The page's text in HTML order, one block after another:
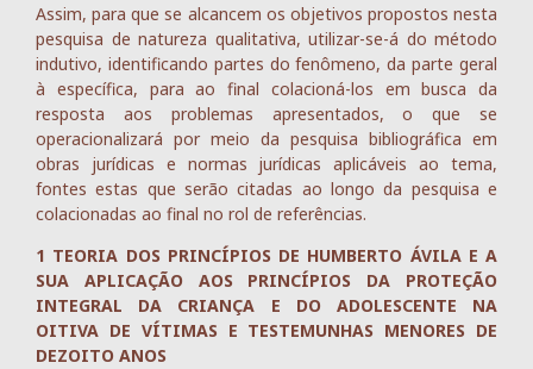
Assim, para que se alcancem os objetivos propostos nesta
pesquisa de natureza qualitativa, utilizar-se-á do método
indutivo, identificando partes do fenômeno, da parte geral
à específica, para ao final colacioná-los em busca da
resposta aos problemas apresentados, o que se
operacionalizará por meio da pesquisa bibliográfica em
obras jurídicas e normas jurídicas aplicáveis ao tema,
fontes estas que serão citadas ao longo da pesquisa e
colacionadas ao final no rol de referências.
1 TEORIA DOS PRINCÍPIOS DE HUMBERTO ÁVILA E A
SUA APLICAÇÃO AOS PRINCÍPIOS DA PROTEÇÃO
INTEGRAL DA CRIANÇA E DO ADOLESCENTE NA
OITIVA DE VÍTIMAS E TESTEMUNHAS MENORES DE
DEZOITO ANOS